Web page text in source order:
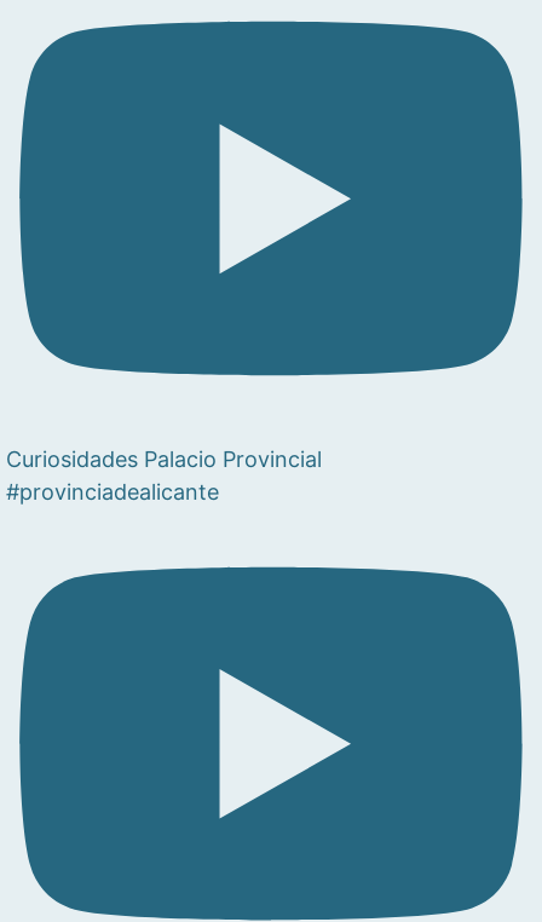
Curiosidades Palacio Provincial
#provinciadealicante